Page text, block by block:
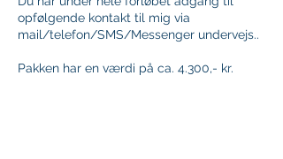
opfølgende kontakt til mig via
mail/telefon/SMS/Messenger undervejs..
Pakken har en værdi på ca. 4.300,- kr.